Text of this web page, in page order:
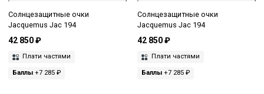
Солнцезащитные очки
Jacquemus Jac 194
42 850 ₽
Плати частями
Баллы +7 285 ₽
Солнцезащитные очки
Jacquemus Jac 194
42 850 ₽
Плати частями
Баллы+7 285 ₽